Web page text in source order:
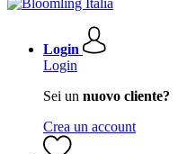
Login
Login
Sei un nuovo cliente?
Crea un account